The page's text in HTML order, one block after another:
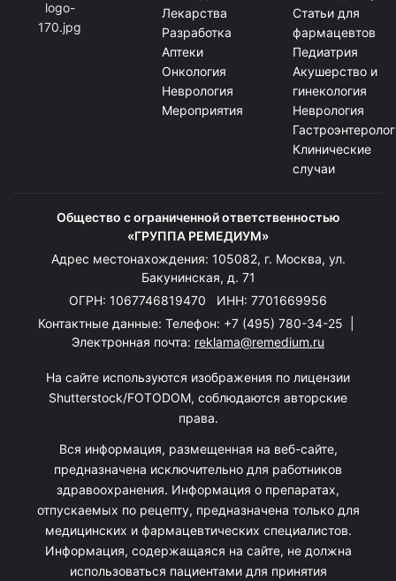
Лекарства
Разработка
Аптеки
Онкология
Неврология
Мероприятия
Статьи для
фармацевтов
Педиатрия
Акушерство и
гинекология
Неврология
Клинические
случаи
Общество с ограниченной ответственностью
«ГРУППА РЕМЕДИУМ»
Адрес местонахождения: 105082, г. Москва, ул.
Бакунинская, д. 71
ОГРН: 1067746819470 ИНН: 7701669956
Контактные данные: Телефон: +7 (495) 780-34-25
Электронная почта: reklama@remedium.ru
На сайте используются изображения по лицензии
Shutterstock/FOTODOM, соблюдаются авторские
права.
Вся информация, размещенная на веб-сайте,
предназначена исключительно для работников
здравоохранения. Информация о препаратах,
отпускаемых по рецепту, предназначена только для
медицинских и фармацевтических специалистов.
Информация, содержащаяся на сайте, не должна
использоваться пациентами для принятия